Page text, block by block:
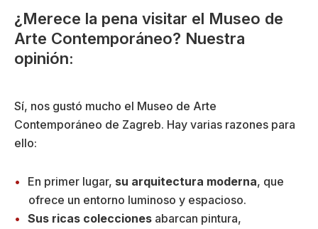
¿Merece la pena visitar el Museo de
Arte Contemporáneo? Nuestra
opinión:
Sí, nos gustó mucho el Museo de Arte
Contemporáneo de Zagreb. Hay varias razones para
ello:
En primer lugar, su arquitectura moderna, que
ofrece un entorno luminoso y espacioso.
Sus ricas colecciones abarcan pintura,